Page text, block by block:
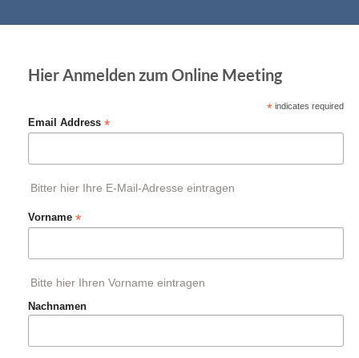
Hier Anmelden zum Online Meeting
*indicates required
Email Address *
Bitter hier Ihre E-Mail-Adresse eintragen
Vorname *
Bitte hier Ihren Vorname eintragen
Nachnamen